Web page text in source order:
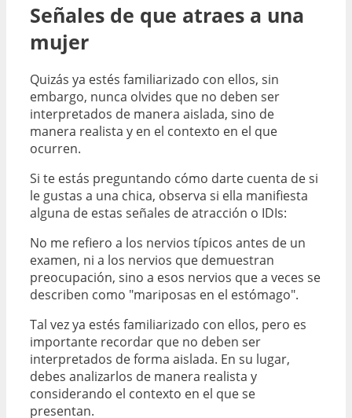
Señales de que atraes a una
mujer
Quizás ya estés familiarizado con ellos, sin
embargo, nunca olvides que no deben ser
interpretados de manera aislada, sino de
manera realista y en el contexto en el que
ocurren.
Si te estás preguntando cómo darte cuenta de si
le gustas a una chica, observa si ella manifiesta
alguna de estas señales de atracción o IDIs:
No me refiero a los nervios típicos antes de un
examen, ni a los nervios que demuestran
preocupación, sino a esos nervios que a veces se
describen como "mariposas en el estómago".
Tal vez ya estés familiarizado con ellos, pero es
importante recordar que no deben ser
interpretados de forma aislada. En su lugar,
debes analizarlos de manera realista y
considerando el contexto en el que se
presentan.